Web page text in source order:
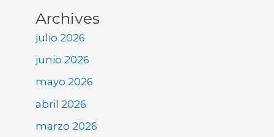
Archives
julio 2026
junio 2026
mayo 2026
abril 2026
marzo 2026